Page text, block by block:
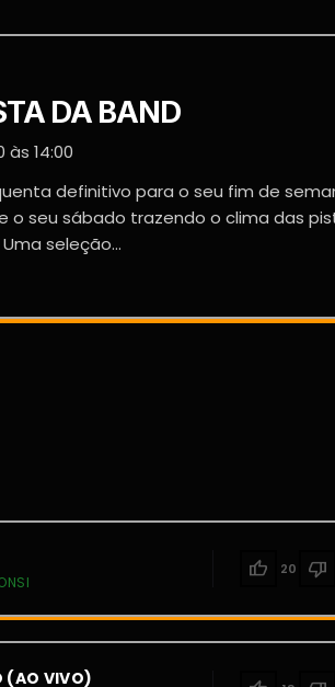
DA BAND
às 14:00
definitivo para o seu fim de
o seu sábado trazendo o clima das
seleção...
thumb_up 20 thumb_down
(AO VIVO)